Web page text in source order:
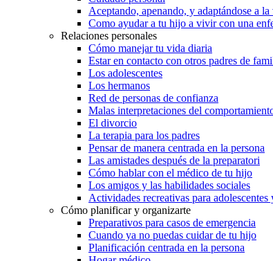
Aceptando, apenando, y adaptándose a la
Como ayudar a tu hijo a vivir con una
Relaciones personales
Cómo manejar tu vida diaria
Estar en contacto con otros padres de
Los adolescentes
Los hermanos
Red de personas de confianza
Malas interpretaciones del
El divorcio
La terapia para los padres
Pensar de manera centrada en la persona
Las amistades después de la preparatori
Cómo hablar con el médico de tu hijo
Los amigos y las habilidades sociales
Actividades recreativas para
Cómo planificar y organizarte
Preparativos para casos de emergencia
Cuando ya no puedas cuidar de tu hijo
Planificación centrada en la persona